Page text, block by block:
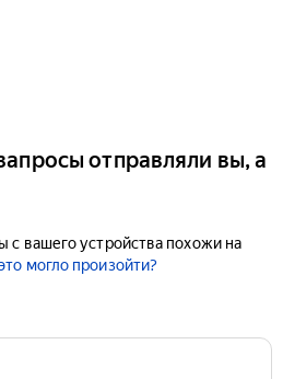
отправляли вы, а
с вашего устройства похожи на
могло произойти?